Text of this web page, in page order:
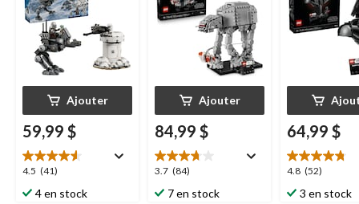
Ajouter
59,99 $
4.5 (41)
4.5
étoile(s)
4 en stock
Ajouter
84,99 $
3.7 (84)
3.7
étoile(s)
7 en stock
64,99 $
4.8 (52)
4.8
étoile(s)
3 en stock